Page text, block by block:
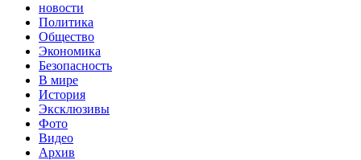
новости
Политика
Общество
Экономика
Безопасность
В мире
История
Эксклюзивы
Фото
Видео
Архив